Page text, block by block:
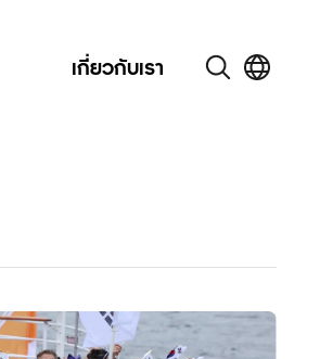
เกี่ยวกับเรา